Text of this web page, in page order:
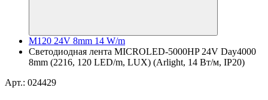
M120 24V 8mm 14 W/m
Светодиодная лента MICROLED-5000HP 24V Day4000
8mm (2216, 120 LED/m, LUX) (Arlight, 14 Вт/м, IP20)
Арт.: 024429